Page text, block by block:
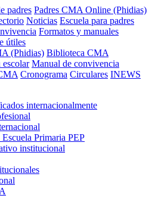
padres Padres CMA Online (Phidias)
Noticias Escuela para padres
Formatos y manuales
útiles
(Phidias) Biblioteca CMA
Manual de convivencia
Cronograma Circulares INEWS
internacionalmente
Primaria PEP
institucional